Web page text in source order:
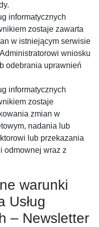
informatycznych
zostaje zawarta
w istniejącym serwisie
wniosku
odebrania uprawnień
informatycznych
zostaje
zmian w
nadania lub
lub przekazania
odmownej wraz z
warunki
Usług
– Newsletter